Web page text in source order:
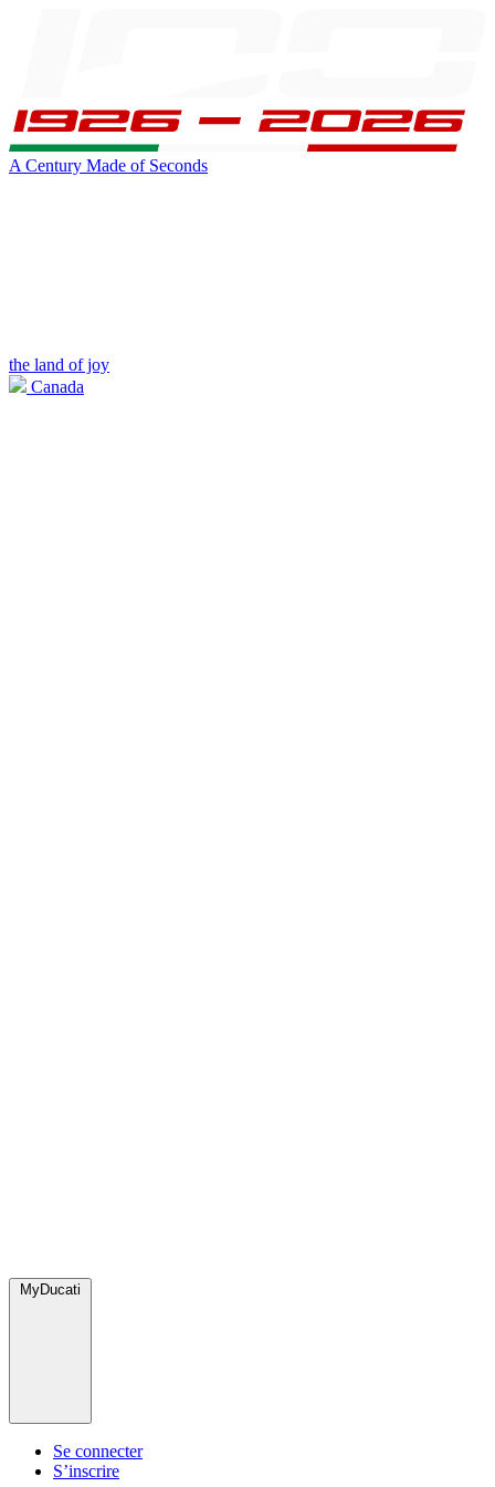
A Century Made of Seconds
the land of joy
Canada
MyDucati
Se connecter
S’inscrire